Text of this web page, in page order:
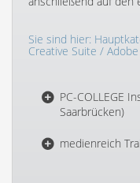
Sie sind hier:
Creative Suite /
PC-COLLEGE
Saarbrücken)
medienreich